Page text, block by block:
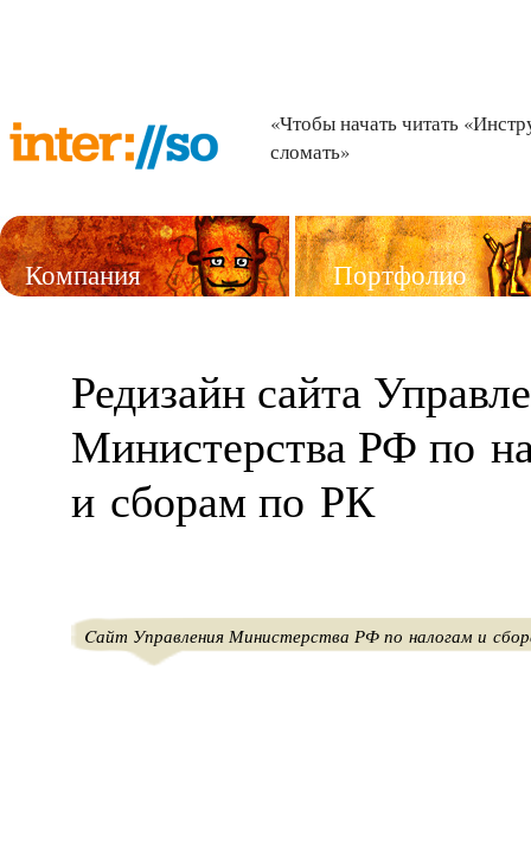
«Чтобы начать читать
сломать»
Компания Портфолио
Редизайн сайта
Министерства РФ по
и сборам по РК
Cайт Управления Министерства РФ по налогам и